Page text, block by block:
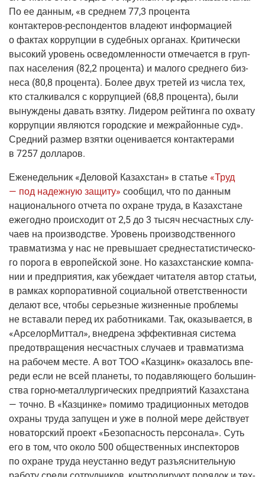
По ее дан­ным, «в сред­нем 77,3 про­цен­та
кон­так­те­ров-респон­ден­тов вла­де­ют инфор­ма­ци­ей
о фак­тах кор­руп­ции в судеб­ных орга­нах. Кри­ти­че­ски
высо­кий уро­вень осве­дом­лен­но­сти отме­ча­ет­ся в груп­
пах насе­ле­ния (82,2 про­цен­та) и мало­го сред­не­го биз­
не­са (80,8 про­цен­та). Более двух тре­тей из чис­ла тех,
кто стал­ки­вал­ся с кор­руп­ци­ей (68,8 про­цен­та), были
вынуж­де­ны давать взят­ку. Лиде­ром рей­тин­га по охва­ту
кор­руп­ции явля­ют­ся город­ские и меж­рай­он­ные суд».
Сред­ний раз­мер взят­ки оце­ни­ва­ет­ся кон­так­те­ра­ми
в 7257 долларов.
Еже­не­дель­ник «Дело­вой Казах­стан» в ста­тье «Труд
— под надеж­ную защи­ту» сооб­щил, что по дан­ным
наци­о­наль­но­го отче­та по охране тру­да, в Казах­стане
еже­год­но про­ис­хо­дит от 2,5 до 3 тысяч несчаст­ных слу­
ча­ев на про­из­вод­стве. Уро­вень про­из­вод­ствен­но­го
трав­ма­тиз­ма у нас не пре­вы­ша­ет сред­не­ста­ти­сти­че­ско­
го поро­га в евро­пей­ской зоне. Но казах­стан­ские ком­па­
нии и пред­при­я­тия, как убеж­да­ет чита­те­ля автор ста­тьи,
в рам­ках кор­по­ра­тив­ной соци­аль­ной ответ­ствен­но­сти
дела­ют все, что­бы серьез­ные жиз­нен­ные про­бле­мы
не вста­ва­ли перед их работ­ни­ка­ми. Так, ока­зы­ва­ет­ся, в
«Арсе­лор­Мит­тал», внед­ре­на эффек­тив­ная систе­ма
предот­вра­ще­ния несчаст­ных слу­ча­ев и трав­ма­тиз­ма
на рабо­чем месте. А вот ТОО «Каз­цинк» ока­за­лось впе­
ре­ди если не всей пла­не­ты, то подав­ля­ю­ще­го боль­шин­
ства гор­но-метал­лур­ги­че­ских пред­при­я­тий Казах­ста­на
— точ­но. В «Каз­цин­ке» поми­мо тра­ди­ци­он­ных мето­дов
охра­ны тру­да запу­щен и уже в пол­ной мере дей­ству­ет
нова­тор­ский про­ект «Без­опас­ность пер­со­на­ла». Суть
его в том, что око­ло 500 обще­ствен­ных инспек­то­ров
по охране тру­да неустан­но ведут разъ­яс­ни­тель­ную